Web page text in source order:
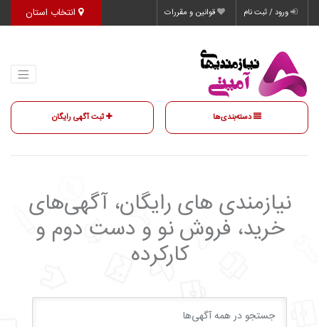
انتخاب استان قوانین و مقررات ورود / ثبت نام
دسته‌بندی‌ها ثبت آگهی رایگان
نیازمندی‌ های رایگان، آگهی‌های
خرید، فروش نو و دست دوم و
کارکرده